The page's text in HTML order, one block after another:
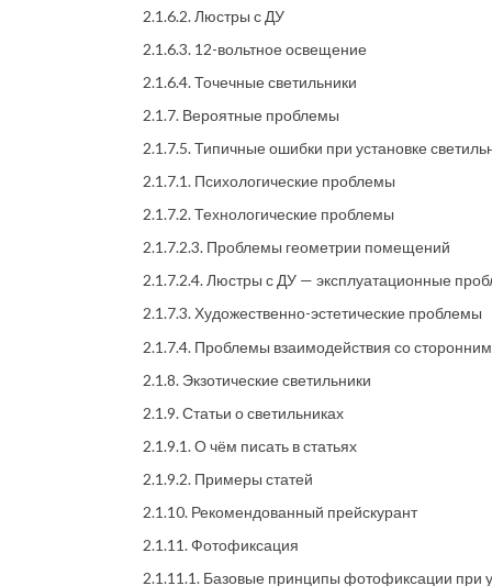
2.1.6.2. Люстры с ДУ
2.1.6.3. 12-вольтное освещение
2.1.6.4. Точечные светильники
2.1.7. Вероятные проблемы
2.1.7.5. Типичные ошибки при установке
2.1.7.1. Психологические проблемы
2.1.7.2. Технологические проблемы
2.1.7.2.3. Проблемы геометрии помещений
2.1.7.2.4. Люстры с ДУ — эксплуатационные
2.1.7.3. Художественно-эстетические проблемы
2.1.7.4. Проблемы взаимодействия со
2.1.8. Экзотические светильники
2.1.9. Статьи о светильниках
2.1.9.1. О чём писать в статьях
2.1.9.2. Примеры статей
2.1.10. Рекомендованный прейскурант
2.1.11. Фотофиксация
2.1.11.1. Базовые принципы фотофиксации при